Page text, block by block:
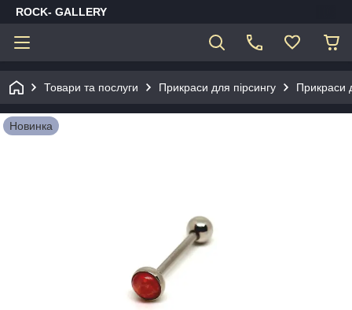
ROCK- GALLERY
Товари та послуги Прикраси для пірсингу Прикраси
Новинка